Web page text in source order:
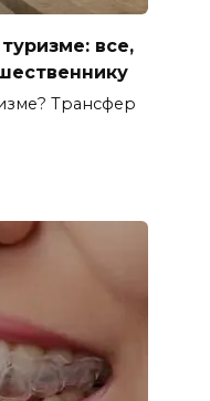
все,
Трансфер